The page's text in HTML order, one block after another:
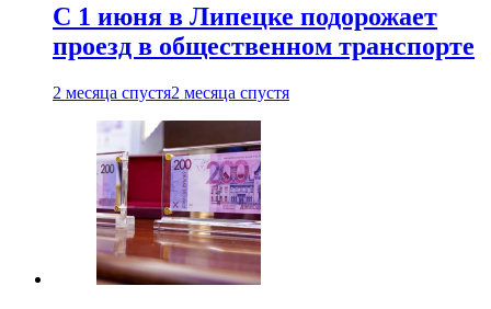
С 1 июня в Липецке подорожает
проезд в общественном транспорте
2 месяца спустя2 месяца спустя